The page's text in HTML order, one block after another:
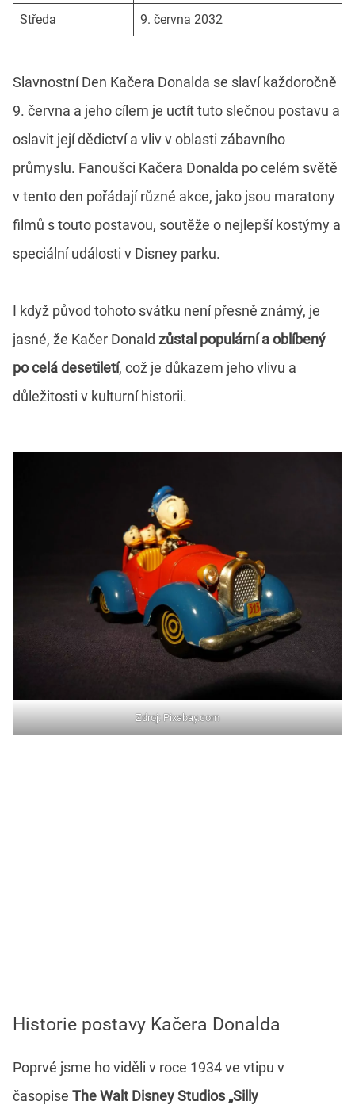
Středa 9. června 2032
Slavnostní Den Kačera Donalda se slaví každoročně
9. června a jeho cílem je uctít tuto slečnou postavu a
oslavit její dědictví a vliv v oblasti zábavního
průmyslu. Fanoušci Kačera Donalda po celém světě
v tento den pořádají různé akce, jako jsou maratony
filmů s touto postavou, soutěže o nejlepší kostýmy a
speciální události v Disney parku.
I když původ tohoto svátku není přesně známý, je
jasné, že Kačer Donald zůstal populární a oblíbený
po celá desetiletí, což je důkazem jeho vlivu a
důležitosti v kulturní historii.
Zdroj: Pixabay.com
Historie postavy Kačera Donalda
Poprvé jsme ho viděli v roce 1934 ve vtipu v
časopise The Walt Disney Studios „Silly